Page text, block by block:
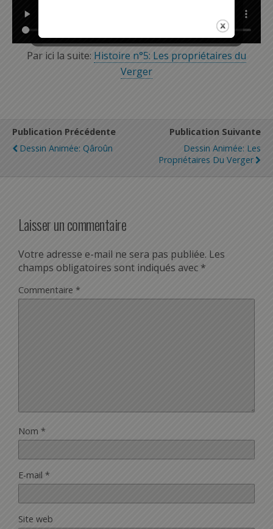
Par ici la suite: Histoire n°5: Les propriétaires du
Verger
Publication Précédente
Dessin Animée: Qâroûn
Publication Suivante
Dessin Animée: Les
Propriétaires Du Verger
Laisser un commentaire
Votre adresse e-mail ne sera pas publiée. Les
champs obligatoires sont indiqués avec *
Commentaire *
Nom *
E-mail *
Site web